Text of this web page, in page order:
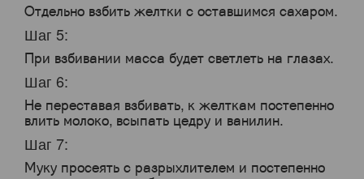
Отдельно взбить желтки с оставшимся сахаром.
Шаг 5:
При взбивании масса будет светлеть на глазах.
Шаг 6:
Не переставая взбивать, к желткам постепенно
влить молоко, всыпать цедру и ванилин.
Шаг 7:
Муку просеять с разрыхлителем и постепенно